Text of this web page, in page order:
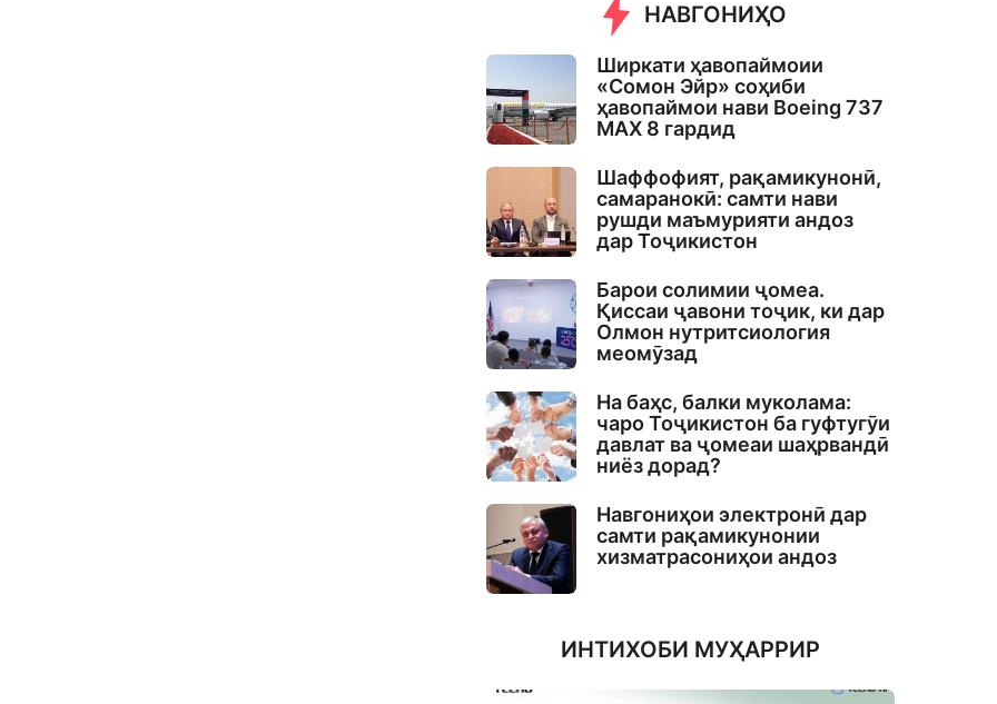
НАВГОНИҲО
Ширкати ҳавопаймоии
«Сомон Эйр» соҳиби
ҳавопаймои нави Boeing 737
MAX 8 гардид
Шаффофият, рақамикунонӣ,
самаранокӣ: самти нави
рушди маъмурияти андоз
дар Тоҷикистон
Барои солимии ҷомеа.
Қиссаи ҷавони тоҷик, ки дар
Олмон нутритсиология
меомӯзад
На баҳс, балки муколама:
чаро Тоҷикистон ба гуфтугӯи
давлат ва ҷомеаи шаҳрвандӣ
ниёз дорад?
Навгониҳои электронӣ дар
самти рақамикунонии
хизматрасониҳои андоз
ИНТИХОБИ МУҲАРРИР